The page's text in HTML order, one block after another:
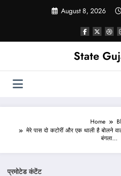
August 8, 2026
State
Home
मेरे पास दो कटोरीं और एक थाली है बोलने
बंगला…